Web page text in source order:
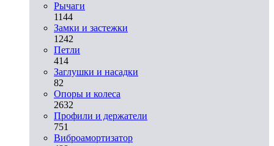
Рычаги
1144
Замки и застежки
1242
Петли
414
Заглушки и насадки
82
Опоры и колеса
2632
Профили и держатели
751
Виброамортизатор